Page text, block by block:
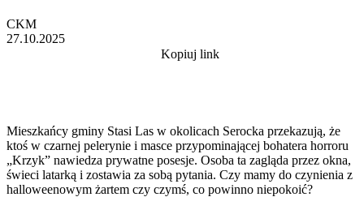
CKM
27.10.2025
Kopiuj link
Mieszkańcy gminy Stasi Las w okolicach Serocka przekazują, że
ktoś w czarnej pelerynie i masce przypominającej bohatera horroru
„Krzyk” nawiedza prywatne posesje. Osoba ta zagląda przez okna,
świeci latarką i zostawia za sobą pytania. Czy mamy do czynienia z
halloweenowym żartem czy czymś, co powinno niepokoić?